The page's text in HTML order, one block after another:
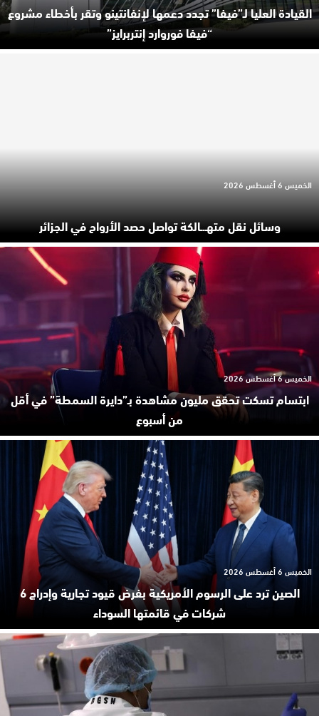
القيادة العليا لـ”فيفا” تجدد دعمها لإنفانتينو وتقر بأخطاء مشروع
“فيفا فوروارد إنتربرايز”
وسائل نقل متهـ.ـالكة تواصل حصد الأرواح في الجزائر
الخميس 6 أغسطس 2026
ابتسام تسكت تحقق مليون مشاهدة بـ”دايرة السمطة” في أقل
من أسبوع
الخميس 6 أغسطس 2026
الصين ترد على الرسوم الأمريكية بفرض قيود تجارية وإدراج 6
شركات في قائمتها السوداء
الخميس 6 أغسطس 2026